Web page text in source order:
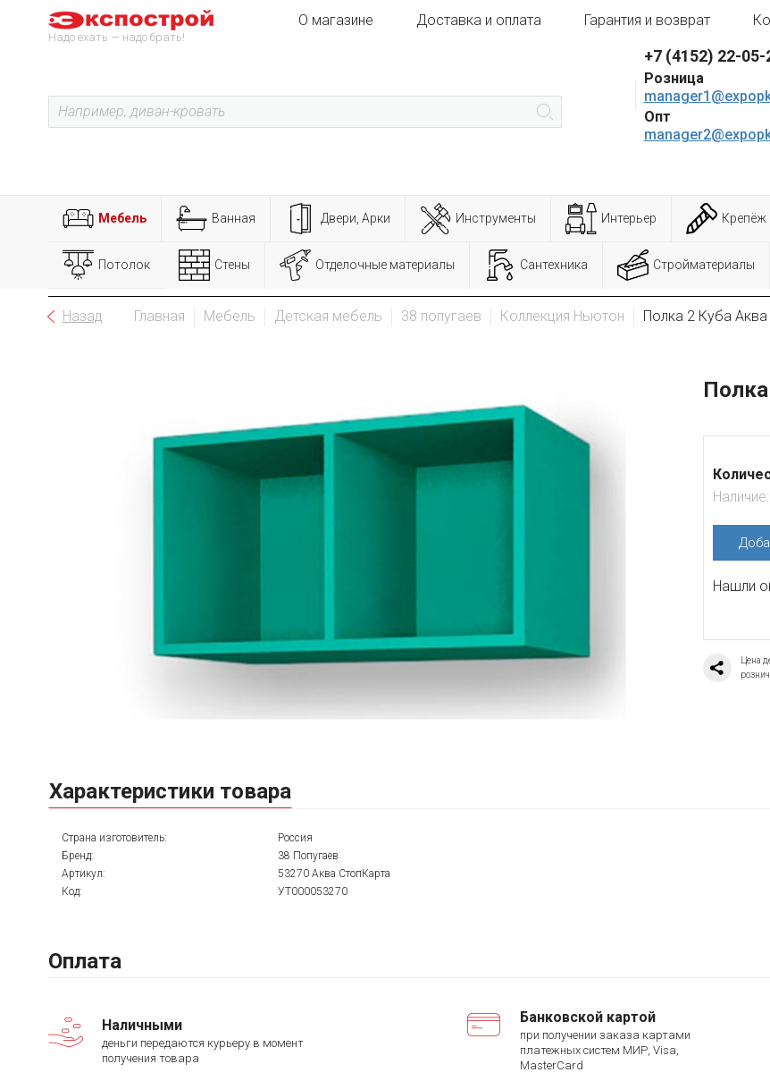
Надо ехать — надо брать!
О магазине Доставка и оплата Гарантия и возврат
+7 (4152) 22-05-
Розница
Опт
Мебель Ванная Двери, Арки Инструменты Интерьер Крепёж
Потолок Стены Отделочные материалы Сантехника Стройматериалы
Назад Главная Мебель Детская мебель 38 попугаев Коллекция Ньютон Полка 2 Куба
Наличие:
Нашли
Цена
Характеристики товара
Страна изготовитель:
Россия
Бренд:
38 Попугаев
Артикул:
53270 Аква СтопКарта
Код:
УТ000053270
Оплата
Наличными
деньги передаются курьеру в момент
получения товара
Банковской картой
при получении заказа картами
платежных систем МИР, Visa,
MasterCard